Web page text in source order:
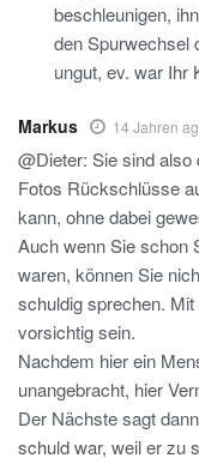
beschleunigen,
den Spurwechsel
ungut, ev. war
Markus 14 Jahren
@Dieter: Sie sind
Fotos Rückschlüsse
kann, ohne dabei
Auch wenn Sie schon
waren, können Sie
schuldig sprechen.
vorsichtig sein.
Nachdem hier ein
unangebracht, hier
Der Nächste sagt
schuld war, weil er zu